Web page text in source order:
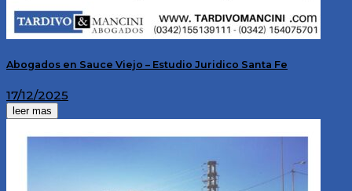
Abogados en Sauce Viejo – Estudio Juridico Santa Fe
17/12/2025
leer mas